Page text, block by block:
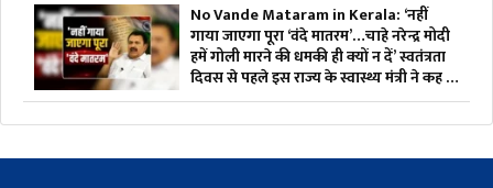
No Vande Mataram in Kerala: ‘नहीं
गाया जाएगा पूरा ‘वंदे मातरम’…चाहे नरेन्द्र मोदी
हमें गोली मारने की धमकी ही क्यों न दें’ स्वतंत्रता
दिवस से पहले इस राज्य के स्वास्थ्य मंत्री ने कह दी
बड़ी बात